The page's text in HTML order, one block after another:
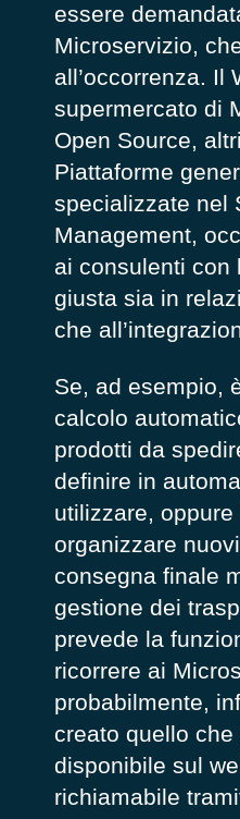
essere
Microservizio,
all’occorrenza. Il
supermercato di
Open Source,
Piattaforme
specializzate nel
Management,
ai consulenti con
giusta sia in
che
Se, ad esempio,
calcolo
prodotti da
definire in
utilizzare, oppure
organizzare
consegna finale
gestione dei
prevede la
ricorrere ai
probabilmente,
creato quello che
disponibile sul
richiamabile